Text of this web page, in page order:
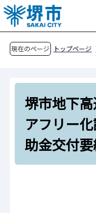
こ
の
ペ
現在のページ トップページ
建設
堺市地下高速
事業補助金
堺市地下
アフリー
助金交付